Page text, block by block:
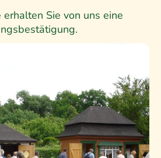
Sie von uns eine